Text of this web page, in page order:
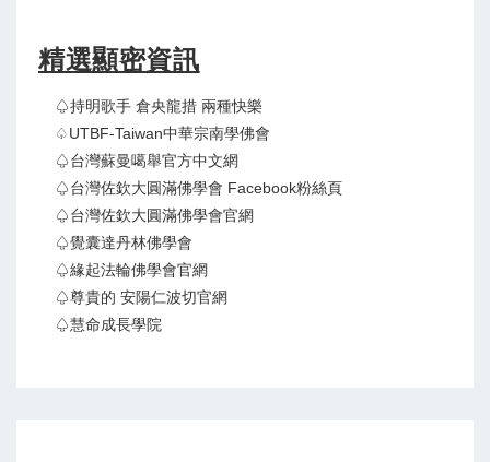
精選顯密資訊
♤持明歌手 倉央龍措 兩種快樂
♤UTBF-Taiwan中華宗南學佛會
♤台灣蘇曼噶舉官方中文網
♤台灣佐欽大圓滿佛學會 Facebook粉絲頁
♤台灣佐欽大圓滿佛學會官網
♤覺囊達丹林佛學會
♤緣起法輪佛學會官網
♤尊貴的 安陽仁波切官網
♤慧命成長學院